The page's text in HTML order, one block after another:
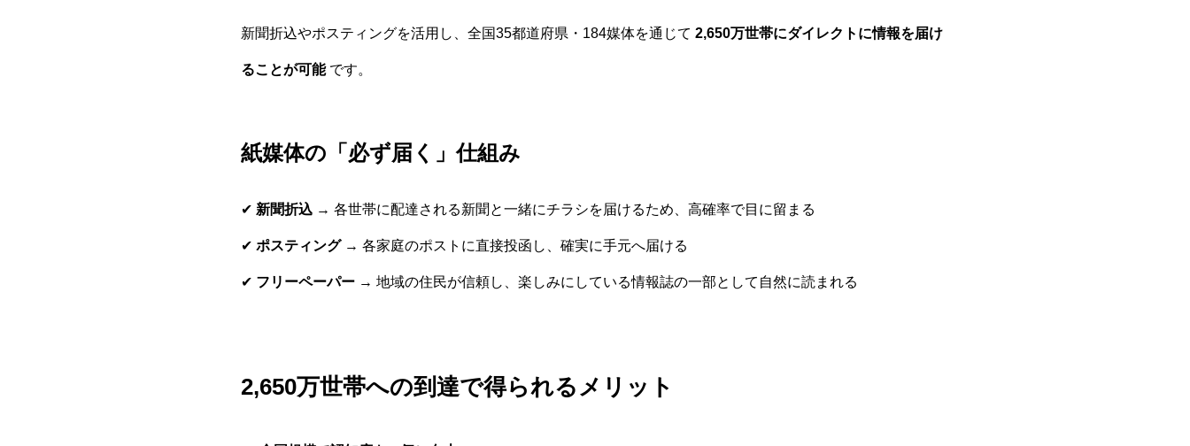
新聞折込やポスティングを活用し、全国35都道府県・184媒体を通じて 2,650万世帯にダイレクトに情報を届け
ることが可能です。
紙媒体の「必ず届く」仕組み
✔ 新聞折込 → 各世帯に配達される新聞と一緒にチラシを届けるため、高確率で目に留まる
✔ ポスティング→ 各家庭のポストに直接投函し、確実に手元へ届ける
✔ フリーペーパー → 地域の住民が信頼し、楽しみにしている情報誌の一部として自然に読まれる
2,650万世帯への到達で得られるメリット